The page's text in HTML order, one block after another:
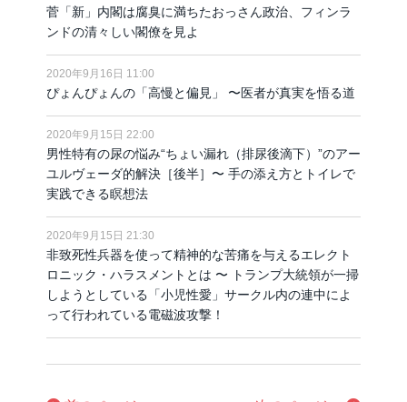
菅「新」内閣は腐臭に満ちたおっさん政治、フィンラ
ンドの清々しい閣僚を見よ
2020年9月16日 11:00
ぴょんぴょんの「高慢と偏見」 〜医者が真実を悟る道
2020年9月15日 22:00
男性特有の尿の悩み“ちょい漏れ（排尿後滴下）”のアー
ユルヴェーダ的解決［後半］〜 手の添え方とトイレで
実践できる瞑想法
2020年9月15日 21:30
非致死性兵器を使って精神的な苦痛を与えるエレクト
ロニック・ハラスメントとは 〜 トランプ大統領が一掃
しようとしている「小児性愛」サークル内の連中によ
って行われている電磁波攻撃！